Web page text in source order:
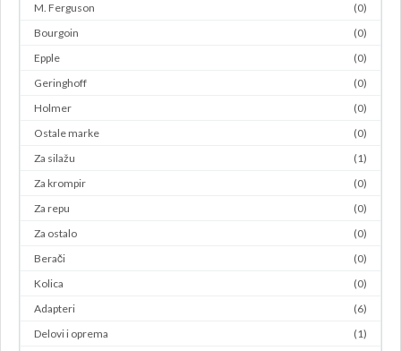
M. Ferguson
(0)
Bourgoin
(0)
Epple
(0)
Geringhoff
(0)
Holmer
(0)
Ostale marke
(0)
Za silažu
(1)
Za krompir
(0)
Za repu
(0)
Za ostalo
(0)
Berači
(0)
Kolica
(0)
Adapteri
(6)
Delovi i oprema
(1)